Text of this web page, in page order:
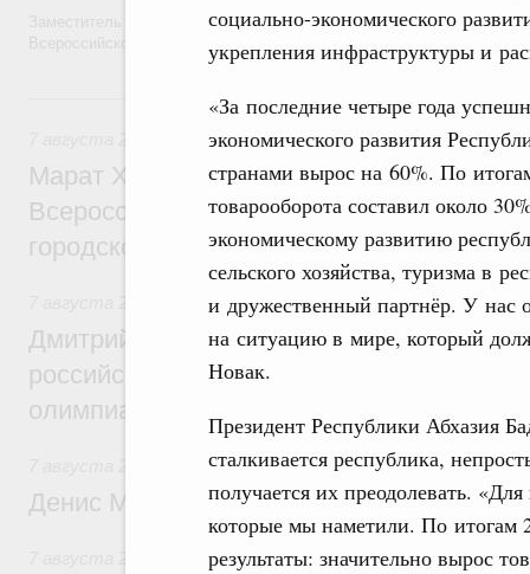
социально-экономического
укрепления инфраструктуры и
«За последние четыре года
экономического развития
странами вырос на 60%. По
товарооборота составил около
экономическому развитию
сельского хозяйства, туризма в
и дружественный партнёр. У нас
на ситуацию в мире, который
Новак.
Президент Республики Абхазия
сталкивается республика,
получается их преодолевать.
которые мы наметили. По итогам
результаты: значительно вырос
Заместитель Председателя Правительства Татьяна Голикова
Всероссийского общественного движения «Волонтёры-медики» с
Вчера
Экономика городов. Городская среда
Марат Хуснуллин провёл заседание
Всероссийского конкурса лучших
городской среды
Отрасль информационных технологий
Дмитрий Чернышенко и Сергей Кравцов
российскую сборную с победой на
олимпиаде по искусственному
Общие вопросы промышленной политики
Денис Мантуров посетил Ярославскую
Бюджеты субъектов Федерации.